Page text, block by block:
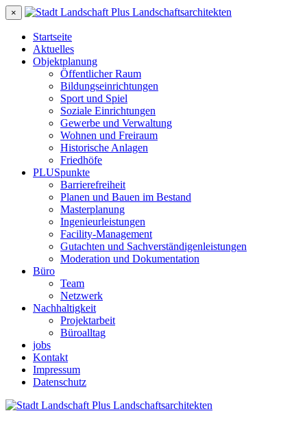
×
Startseite
Aktuelles
Objektplanung
Öffentlicher Raum
Bildungseinrichtungen
Sport und Spiel
Soziale Einrichtungen
Gewerbe und Verwaltung
Wohnen und Freiraum
Historische Anlagen
Friedhöfe
PLUSpunkte
Barrierefreiheit
Planen und Bauen im Bestand
Masterplanung
Ingenieurleistungen
Facility-Management
Gutachten und Sachverständigenleistungen
Moderation und Dokumentation
Büro
Team
Netzwerk
Nachhaltigkeit
Projektarbeit
Büroalltag
jobs
Kontakt
Impressum
Datenschutz